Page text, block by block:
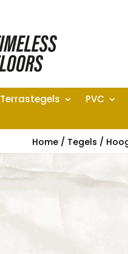
Terrastegels PVC
Home/ Tegels /